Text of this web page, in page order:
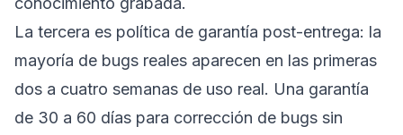
La tercera es política de garantía post-entrega: la
mayoría de bugs reales aparecen en las primeras
dos a cuatro semanas de uso real. Una garantía
de 30 a 60 días para corrección de bugs sin